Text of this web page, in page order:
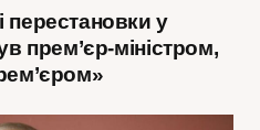
перестановки у
прем’єр-міністром,